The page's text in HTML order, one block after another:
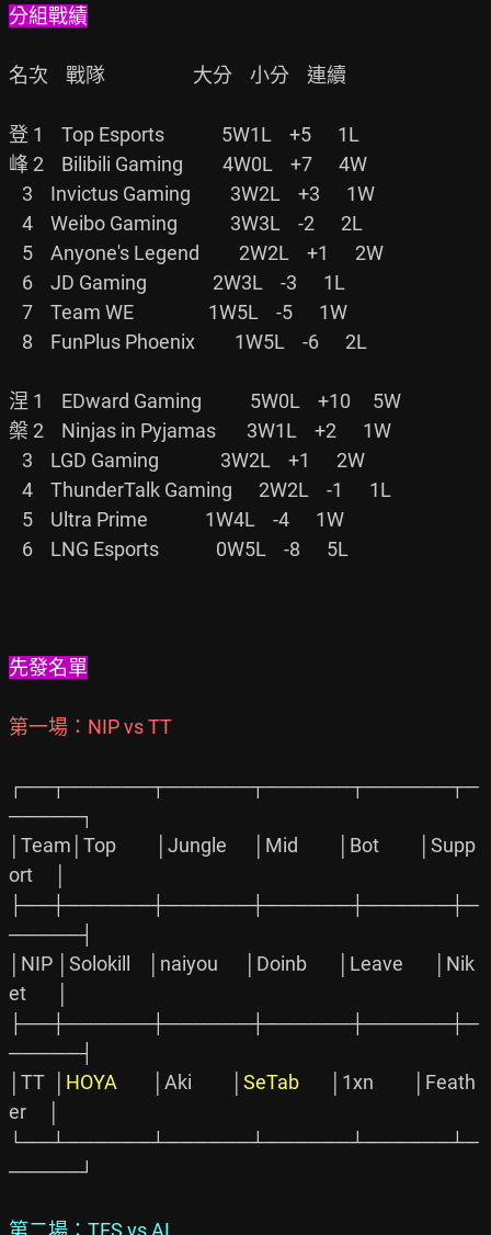
分組戰績
名次    戰隊                    大分    小分    連續
登 1    Top Esports             5W1L    +5      1L
峰 2    Bilibili Gaming         4W0L    +7      4W
涅 1    EDward Gaming           5W0L    +10     5W
槃 2    Ninjas in Pyjamas       3W1L    +2      1W
先發名單
第一場：NIP vs TT
┌──┬──────┬──────┬──────┬──────┬─
─────┐
│Team│Top         │Jungle      │Mid         │Bot         │Supp
ort     │
├──┼──────┼──────┼──────┼──────┼─
─────┤
│NIP │Solokill    │naiyou      │Doinb       │Leave       │Nik
et       │
├──┼──────┼──────┼──────┼──────┼─
─────┤
│TT  │ HOYA
        │Aki         │
SeTab
       │1xn         │Feath
er     │
└──┴──────┴──────┴──────┴──────┴─
─────┘
第二場：TES vs AL